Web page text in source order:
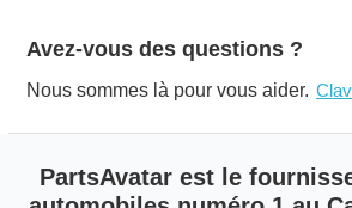
Avez-vous des questions ?
Nous sommes là pour vous aider.
PartsAvatar est le